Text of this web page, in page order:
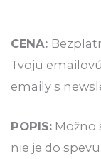
CENA:
Tvoju
emaily s
POPIS: Možno
nie je do